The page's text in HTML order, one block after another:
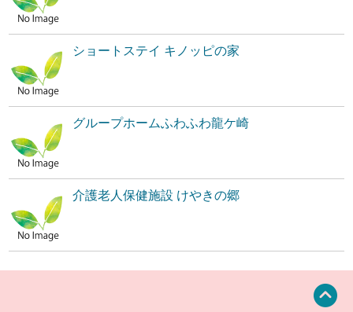
ショートステイ キノッピの家
グループホームふわふわ龍ケ崎
介護老人保健施設 けやきの郷